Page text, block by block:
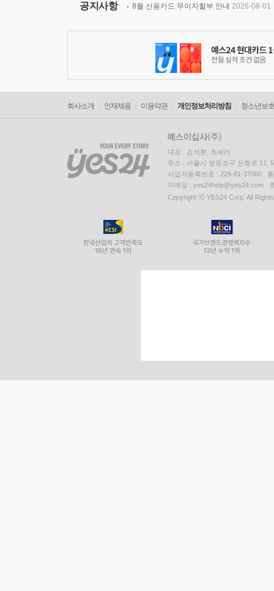
공지사항 8월 신용카드 무이자할부 안내 2026-08-01
회사소개 인재채용 이용약관 개인정보처리방침 청소년보
대표 : 김석환, 최세라
주소 : 서울시 영등포구 은행로 11,
사업자등록번호 : 229-81-37000
이메일 : yes24help@yes24.com
Copyright ⓒ YES24 Corp. All